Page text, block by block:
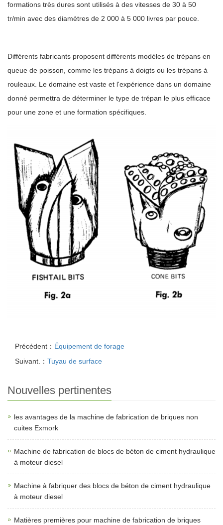
formations très dures sont utilisés à des vitesses de 30 à 50
tr/min avec des diamètres de 2 000 à 5 000 livres par pouce.
Différents fabricants proposent différents modèles de trépans en
queue de poisson, comme les trépans à doigts ou les trépans à
rouleaux. Le domaine est vaste et l'expérience dans un domaine
donné permettra de déterminer le type de trépan le plus efficace
pour une zone et une formation spécifiques.
Précédent： Équipement de forage
Suivant.： Tuyau de surface
Nouvelles pertinentes
les avantages de la machine de fabrication de briques non
cuites Exmork
Machine de fabrication de blocs de béton de ciment hydraulique
à moteur diesel
Machine à fabriquer des blocs de béton de ciment hydraulique
à moteur diesel
Matières premières pour machine de fabrication de briques